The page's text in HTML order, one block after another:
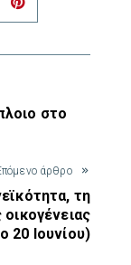
στο
άρθρο
τη
20 Ιουνίου)